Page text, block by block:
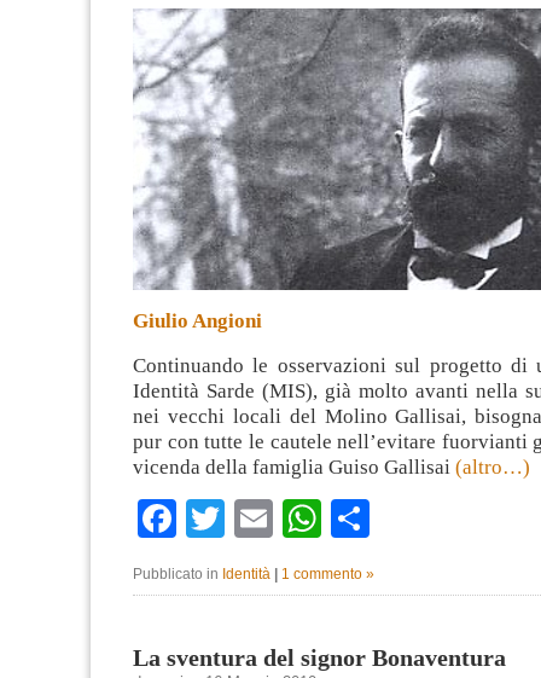
Giulio Angioni
Continuando le osservazioni sul progetto di
Identità Sarde (MIS), già molto avanti nella
nei vecchi locali del Molino Gallisai,
pur con tutte le cautele nell’evitare fuorvianti
vicenda della famiglia Guiso Gallisai (altro…)
Facebook
TwitterEmailWhatsApp
Pubblicato in Identità | 1 commento »
La sventura del signor Bonaventura